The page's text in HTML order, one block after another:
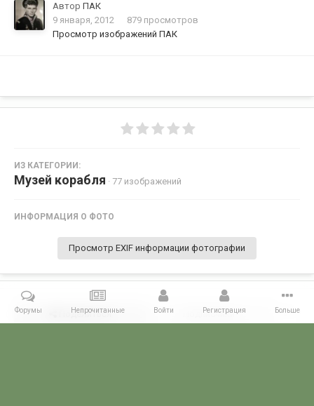
Автор ПАК
9 января, 2012
879 просмотров
Просмотр изображений ПАК
ИЗ КАТЕГОРИИ:
Музей корабля · 77 изображений
ИНФОРМАЦИЯ О ФОТО
Просмотр EXIF информации фотографии
Поделиться Подписчики 0
Форумы Непрочитанные Войти Регистрация Больше